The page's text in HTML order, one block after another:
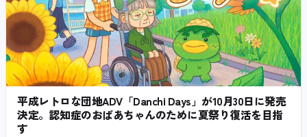
平成レトロな団地ADV「Danchi Days」が10月30日に発売
決定。認知症のおばあちゃんのために夏祭り復活を目指
す